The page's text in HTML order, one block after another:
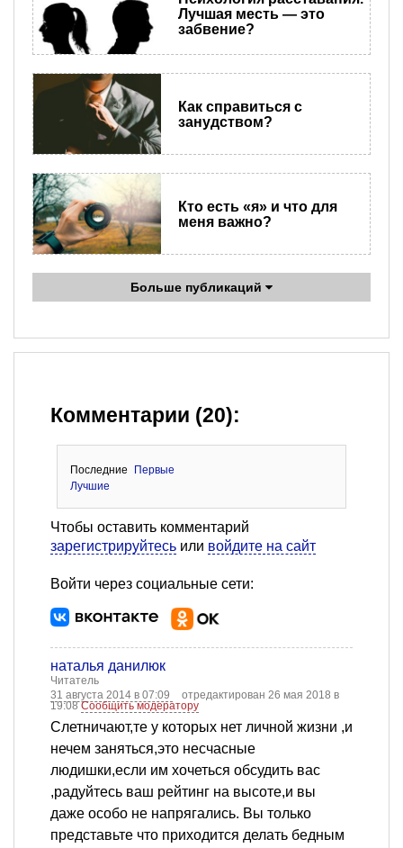
Лучшая месть — это
забвение?
Как справиться с
занудством?
Кто есть «я» и что для
меня важно?
Больше публикаций
Комментарии (20):
Последние
Первые
Лучшие
Чтобы оставить комментарий
зарегистрируйтесь или войдите на сайт
Войти через социальные сети:
наталья данилюк
Читатель
31 августа 2014 в 07:09
отредактирован 26 мая 2018 в
19:08Сообщить модератору
Слетничают,те у которых нет личной жизни ,и
нечем заняться,это несчасные
людишки,если им хочеться обсудить вас
,радуйтесь ваш рейтинг на высоте,и вы
даже особо не напрягались. Вы только
представьте что приходится делать бедным